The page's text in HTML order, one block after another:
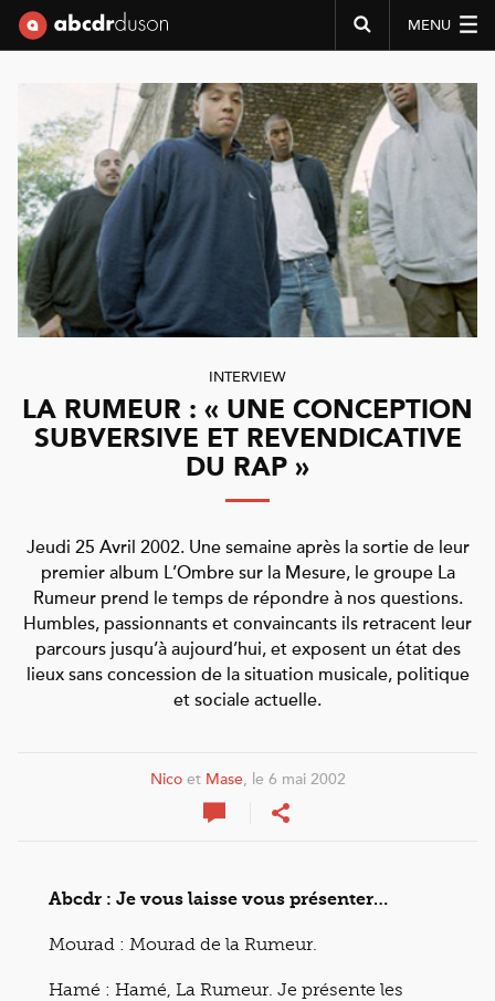
MENU
INTERVIEW
LA RUMEUR : « UNE CONCEPTION
SUBVERSIVE ET REVENDICATIVE
DU RAP »
Jeudi 25 Avril 2002. Une semaine après la sortie de leur
premier album L’Ombre sur la Mesure, le groupe La
Rumeur prend le temps de répondre à nos questions.
Humbles, passionnants et convaincants ils retracent leur
parcours jusqu’à aujourd’hui, et exposent un état des
lieux sans concession de la situation musicale, politique
et sociale actuelle.
Nicoet Mase, le 6 mai 2002
Abcdr : Je vous laisse vous présenter…
Mourad : Mourad de la Rumeur.
Hamé : Hamé, La Rumeur. Je présente les